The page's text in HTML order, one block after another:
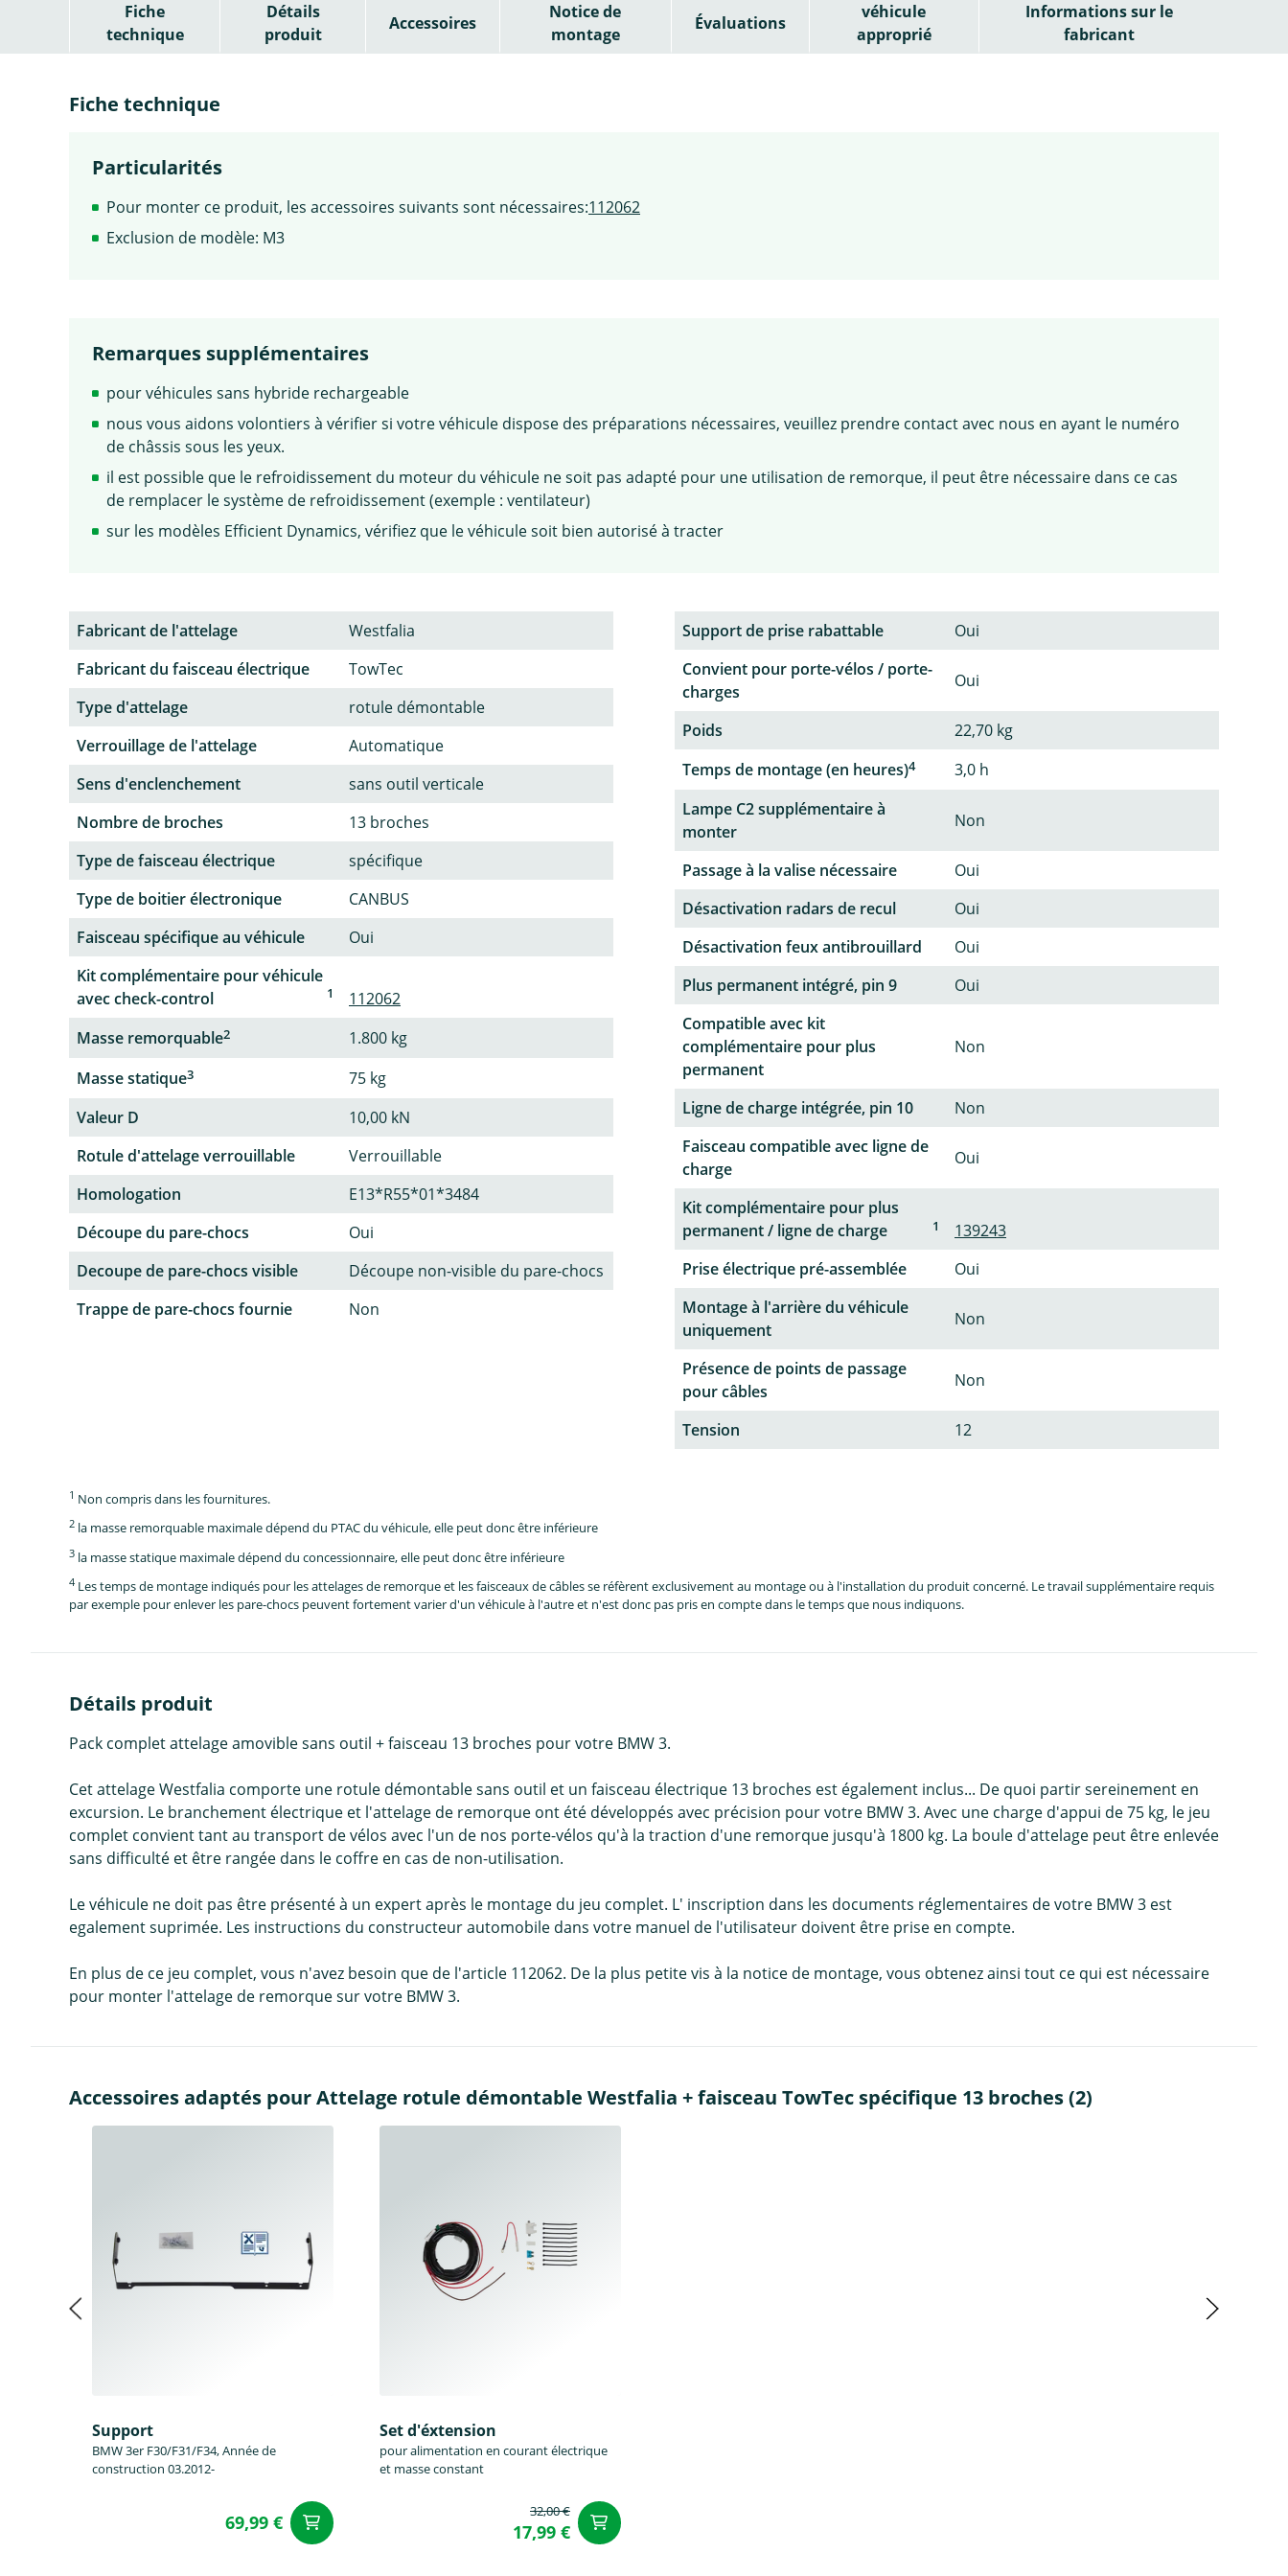
Fiche
technique
Détails
produit
Accessoires
Notice de
montage
Évaluations
véhicule
approprié
Informations sur le
fabricant
Fiche technique
Particularités
Pour monter ce produit, les accessoires suivants sont nécessaires:112062
Exclusion de modèle: M3
Remarques supplémentaires
pour véhicules sans hybride rechargeable
nous vous aidons volontiers à vérifier si votre véhicule dispose des préparations nécessaires, veuillez prendre contact avec nous en ayant le numéro
de châssis sous les yeux.
il est possible que le refroidissement du moteur du véhicule ne soit pas adapté pour une utilisation de remorque, il peut être nécessaire dans ce cas
de remplacer le système de refroidissement (exemple : ventilateur)
sur les modèles Efficient Dynamics, vérifiez que le véhicule soit bien autorisé à tracter
Fabricant de l'attelage
Westfalia
Fabricant du faisceau électrique
TowTec
Type d'attelage
rotule démontable
Verrouillage de l'attelage
Automatique
Sens d'enclenchement
sans outil verticale
Nombre de broches
13 broches
Type de faisceau électrique
spécifique
Type de boitier électronique
CANBUS
Faisceau spécifique au véhicule
Oui
Kit complémentaire pour véhicule
avec check-control
1
112062
Masse remorquable2
1.800 kg
Masse statique3
75 kg
Valeur D
10,00 kN
Rotule d'attelage verrouillable
Verrouillable
Homologation
E13*R55*01*3484
Découpe du pare-chocs
Oui
Decoupe de pare-chocs visible
Découpe non-visible du pare-chocs
Trappe de pare-chocs fournie
Non
Support de prise rabattable
Oui
Convient pour porte-vélos / porte-
charges
Oui
Poids
22,70 kg
Temps de montage (en heures)4
3,0 h
Lampe C2 supplémentaire à
monter
Non
Passage à la valise nécessaire
Oui
Désactivation radars de recul
Oui
Désactivation feux antibrouillard
Oui
Plus permanent intégré, pin 9
Oui
Compatible avec kit
complémentaire pour plus
permanent
Non
Ligne de charge intégrée, pin 10
Non
Faisceau compatible avec ligne de
charge
Oui
Kit complémentaire pour plus
permanent / ligne de charge
1
139243
Prise électrique pré-assemblée
Oui
Montage à l'arrière du véhicule
uniquement
Non
Présence de points de passage
pour câbles
Non
Tension 12
1 Non compris dans les fournitures.
2 la masse remorquable maximale dépend du PTAC du véhicule, elle peut donc être inférieure
3 la masse statique maximale dépend du concessionnaire, elle peut donc être inférieure
4 Les temps de montage indiqués pour les attelages de remorque et les faisceaux de câbles se réfèrent exclusivement au montage ou à l'installation du produit concerné. Le travail supplémentaire requis
par exemple pour enlever les pare-chocs peuvent fortement varier d'un véhicule à l'autre et n'est donc pas pris en compte dans le temps que nous indiquons.
Détails produit
Pack complet attelage amovible sans outil + faisceau 13 broches pour votre BMW 3.
Cet attelage Westfalia comporte une rotule démontable sans outil et un faisceau électrique 13 broches est également inclus... De quoi partir sereinement en
excursion. Le branchement électrique et l'attelage de remorque ont été développés avec précision pour votre BMW 3. Avec une charge d'appui de 75 kg, le jeu
complet convient tant au transport de vélos avec l'un de nos porte-vélos qu'à la traction d'une remorque jusqu'à 1800 kg. La boule d'attelage peut être enlevée
sans difficulté et être rangée dans le coffre en cas de non-utilisation.
Le véhicule ne doit pas être présenté à un expert après le montage du jeu complet. L' inscription dans les documents réglementaires de votre BMW 3 est
egalement suprimée. Les instructions du constructeur automobile dans votre manuel de l'utilisateur doivent être prise en compte.
En plus de ce jeu complet, vous n'avez besoin que de l'article 112062. De la plus petite vis à la notice de montage, vous obtenez ainsi tout ce qui est nécessaire
pour monter l'attelage de remorque sur votre BMW 3.
Accessoires adaptés pour Attelage rotule démontable Westfalia + faisceau TowTec spécifique 13 broches (2)
Support
BMW 3er F30/F31/F34, Année de
construction 03.2012-
69,99 €
Set d'éxtension
pour alimentation en courant électrique
et masse constant
32,00 €
17,99 €